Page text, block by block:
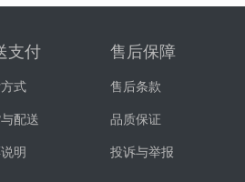
支付
式
配送
明
售后保障
售后条款
品质保证
投诉与举报